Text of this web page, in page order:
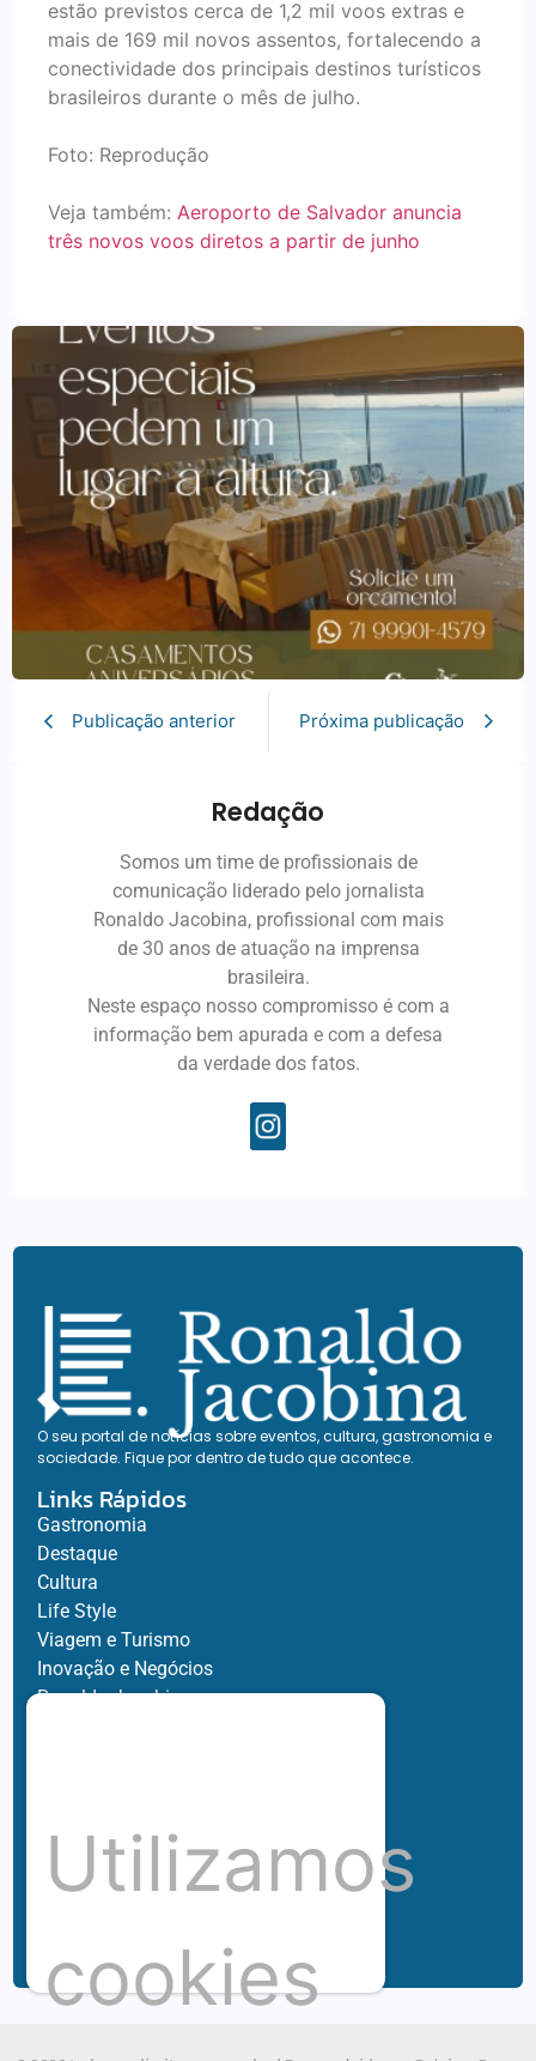
estão previstos cerca de 1,2 mil voos extras e
mais de 169 mil novos assentos, fortalecendo a
conectividade dos principais destinos turísticos
brasileiros durante o mês de julho.
Foto: Reprodução
Veja também: Aeroporto de Salvador anuncia
três novos voos diretos a partir de junho
Publicação anterior Próxima publicação
Redação
Somos um time de profissionais de
comunicação liderado pelo jornalista
Ronaldo Jacobina, profissional com mais
de 30 anos de atuação na imprensa
brasileira.
Neste espaço nosso compromisso é com a
informação bem apurada e com a defesa
da verdade dos fatos.
O seu portal de notícias sobre eventos, cultura, gastronomia e
sociedade. Fique por dentro de tudo que acontece.
Links Rápidos
Gastronomia
Destaque
Cultura
Life Style
Viagem e Turismo
Inovação e Negócios
Ronaldo Jacobina
Hubnexxo
Redes
Utilizamos
cookies